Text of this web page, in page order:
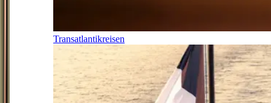
Transatlantikreisen